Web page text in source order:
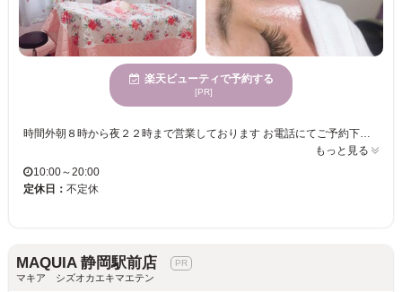
楽天ビューティで予約する
[PR]
もっと見る
10:00～20:00
定休日： 不定休
MAQUIA 静岡駅前店
マキア シズオカエキマエテン